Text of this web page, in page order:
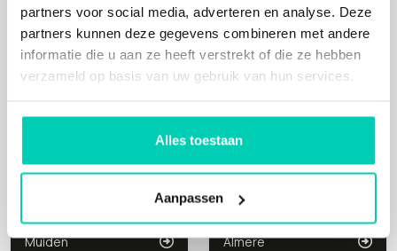
partners voor social media, adverteren en analyse. Deze
partners kunnen deze gegevens combineren met andere
informatie die u aan ze heeft verstrekt of die ze hebben
verzameld op basis van uw gebruik van hun services.
Alles toestaan
Aanpassen
Cultuur, Natuur
FORTEILAND PAMPUS
Muiden
Natuur
PAVILJOEN MFH
Almere